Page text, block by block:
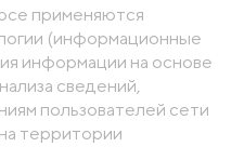
применяются
(информационные
информации на основе
сведений,
пользователей сети
территории